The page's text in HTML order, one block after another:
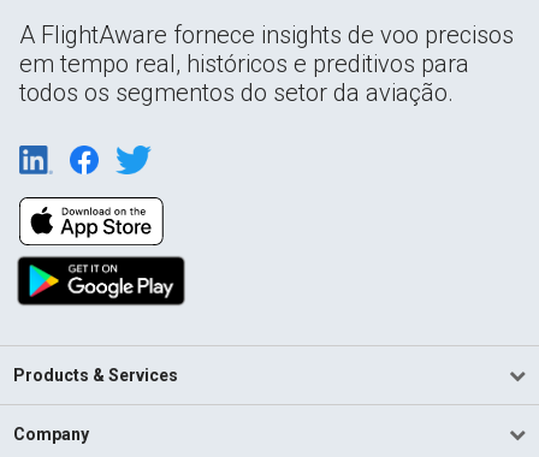
A FlightAware fornece insights de voo precisos
em tempo real, históricos e preditivos para
todos os segmentos do setor da aviação.
Products & Services
Company